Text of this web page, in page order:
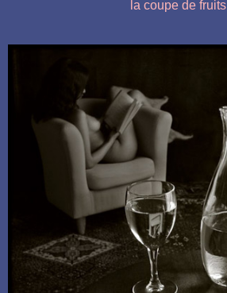
la coupe de fruits